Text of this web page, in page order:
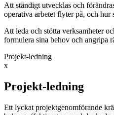
Att ständigt utvecklas och
operativa arbetet flyter på, och hur
Att leda och stötta verksamheter
formulera sina behov och angripa
Projekt-ledning
x
Projekt-ledning
Ett lyckat projektgenomförande